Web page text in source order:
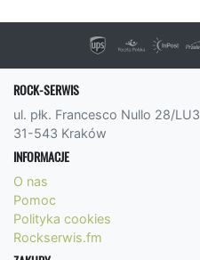
ROCK-SERWIS
ul. płk. Francesco Nullo 28/LU3
31-543 Kraków
INFORMACJE
O nas
Pomoc
Polityka cookies
Rockserwis.fm